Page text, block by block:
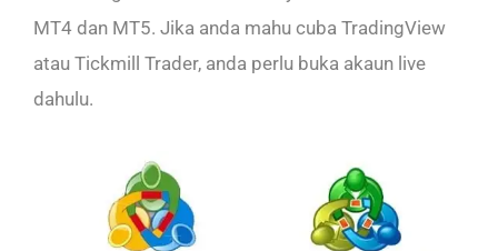
MT4 dan MT5. Jika anda mahu cuba TradingView
atau Tickmill Trader, anda perlu buka akaun live
dahulu.